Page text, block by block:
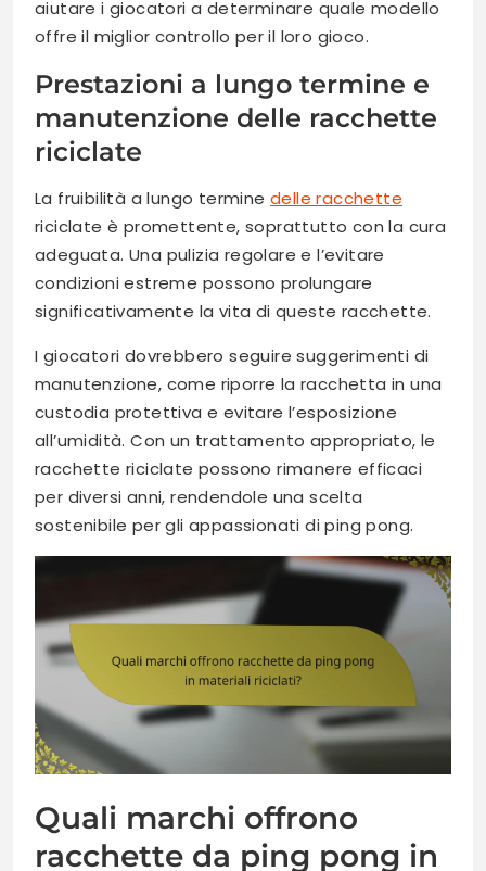
aiutare i giocatori a determinare quale modello
offre il miglior controllo per il loro gioco.
Prestazioni a lungo termine e
manutenzione delle racchette
riciclate
La fruibilità a lungo termine delle racchette
riciclate è promettente, soprattutto con la cura
adeguata. Una pulizia regolare e l’evitare
condizioni estreme possono prolungare
significativamente la vita di queste racchette.
I giocatori dovrebbero seguire suggerimenti di
manutenzione, come riporre la racchetta in una
custodia protettiva e evitare l’esposizione
all’umidità. Con un trattamento appropriato, le
racchette riciclate possono rimanere efficaci
per diversi anni, rendendole una scelta
sostenibile per gli appassionati di ping pong.
Quali marchi offrono
racchette da ping pong in